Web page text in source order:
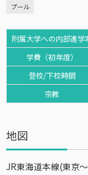
プール
附属大学への内部進学
学費（初年度）
登校/下校時間
宗教
地図
JR東海道本線(東京